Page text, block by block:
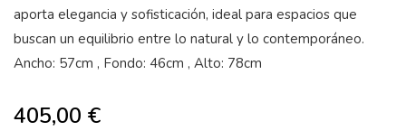
aporta elegancia y sofisticación, ideal para espacios que
buscan un equilibrio entre lo natural y lo contemporáneo.
Ancho: 57cm , Fondo: 46cm , Alto: 78cm
405,00 €